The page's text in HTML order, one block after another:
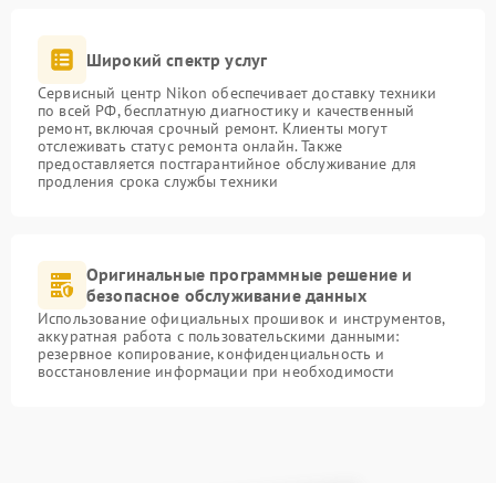
Широкий спектр услуг
Сервисный центр Nikon обеспечивает доставку техники
по всей РФ, бесплатную диагностику и качественный
ремонт, включая срочный ремонт. Клиенты могут
отслеживать статус ремонта онлайн. Также
предоставляется постгарантийное обслуживание для
продления срока службы техники
Оригинальные программные решение и
безопасное обслуживание данных
Использование официальных прошивок и инструментов,
аккуратная работа с пользовательскими данными:
резервное копирование, конфиденциальность и
восстановление информации при необходимости